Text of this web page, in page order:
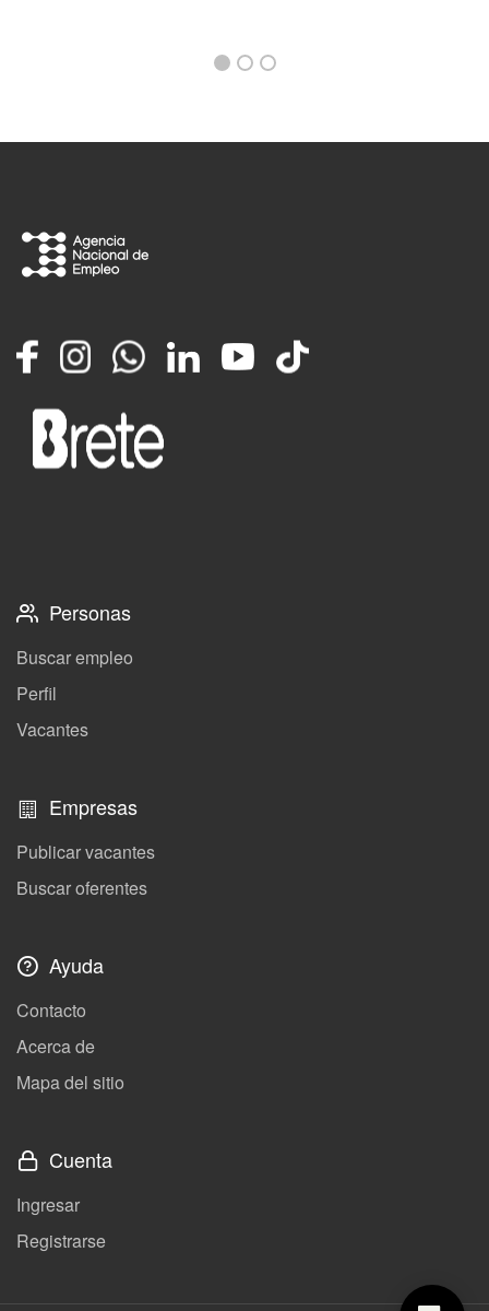
FacebookInstagramWhatsappLinkedInYouTube
TikTok
Personas
Buscar empleo
Perfil
Vacantes
Empresas
Publicar vacantes
Buscar oferentes
Ayuda
Contacto
Acerca de
Mapa del sitio
Cuenta
Ingresar
Registrarse